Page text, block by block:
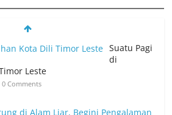
Suatu Pagi
di
Leste
0 Comments